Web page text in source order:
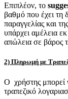
Επιπλέον, το
βαθμό που έχει τη
παραγγελίας και
υπάρχει αμέλεια
απώλεια σε βάρος
2) Πληρωμή με
Ο χρήστης μπορεί
τραπεζικό